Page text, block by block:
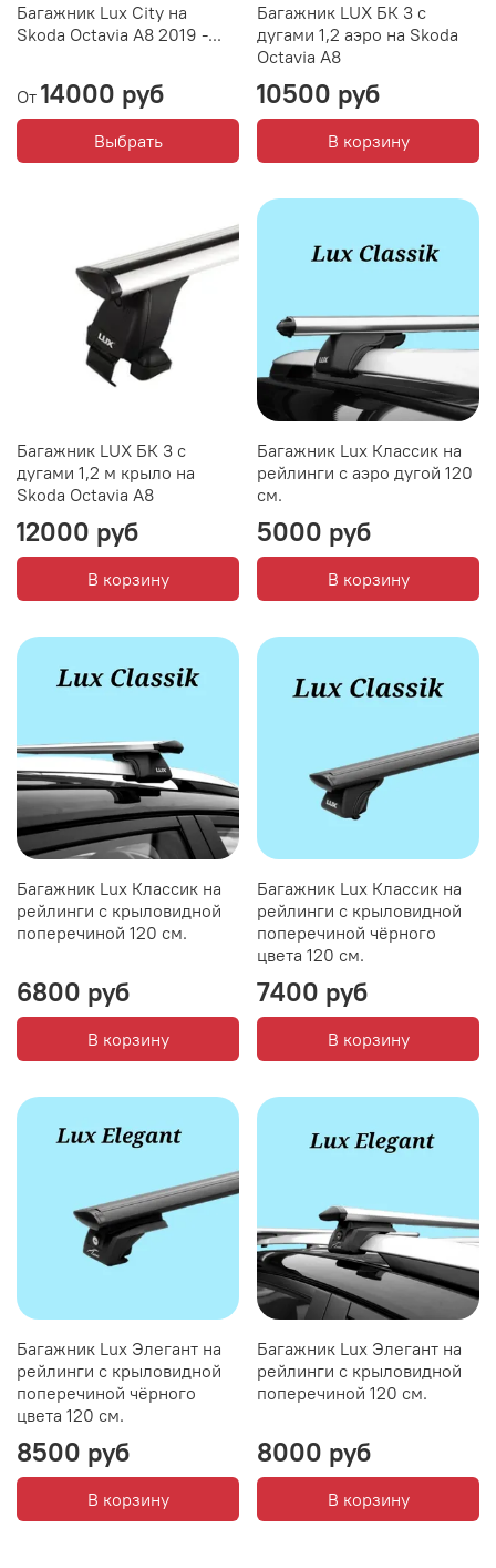
Багажник Lux City на
Skoda Octavia A8 2019 -...
От 14000 руб
Выбрать
Багажник LUX БК 3 с
дугами 1,2 аэро на Skoda
Octavia A8
10500 руб
В корзину
Багажник LUX БК 3 с
дугами 1,2 м крыло на
Skoda Octavia A8
12000 руб
В корзину
Багажник Lux Классик на
рейлинги с аэро дугой 120
см.
5000 руб
В корзину
Багажник Lux Классик на
рейлинги с крыловидной
поперечиной 120 см.
6800 руб
В корзину
Багажник Lux Классик на
рейлинги с крыловидной
поперечиной чёрного
цвета 120 см.
7400 руб
В корзину
Багажник Lux Элегант на
рейлинги с крыловидной
поперечиной чёрного
цвета 120 см.
8500 руб
В корзину
Багажник Lux Элегант на
рейлинги с крыловидной
поперечиной 120 см.
8000 руб
В корзину